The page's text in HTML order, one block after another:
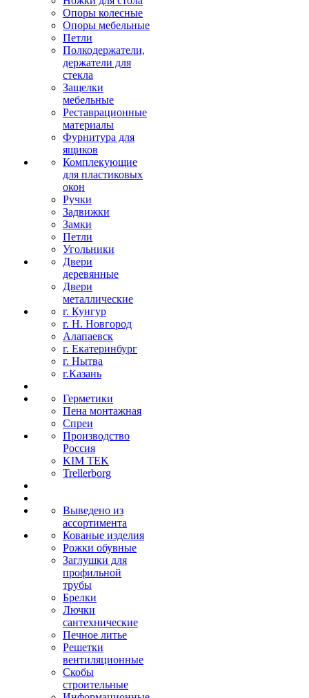
Опоры колесные
Опоры мебельные
Петли
Полкодержатели,
держатели для
стекла
Защелки
мебельные
Реставрационные
материалы
Фурнитура для
ящиков
Комплекующие
для пластиковых
окон
Ручки
Задвижки
Замки
Петли
Угольники
Двери
деревянные
Двери
металлические
г. Кунгур
г. Н. Новгород
Алапаевск
г. Екатеринбург
г. Нытва
г.Казань
Герметики
Пена монтажная
Спреи
Производство
Россия
KIM TEK
Trellerborg
Выведено из
ассортимента
Кованые изделия
Рожки обувные
Заглушки для
профильной
трубы
Брелки
Лючки
сантехнические
Печное литье
Решетки
вентиляционные
Скобы
строительные